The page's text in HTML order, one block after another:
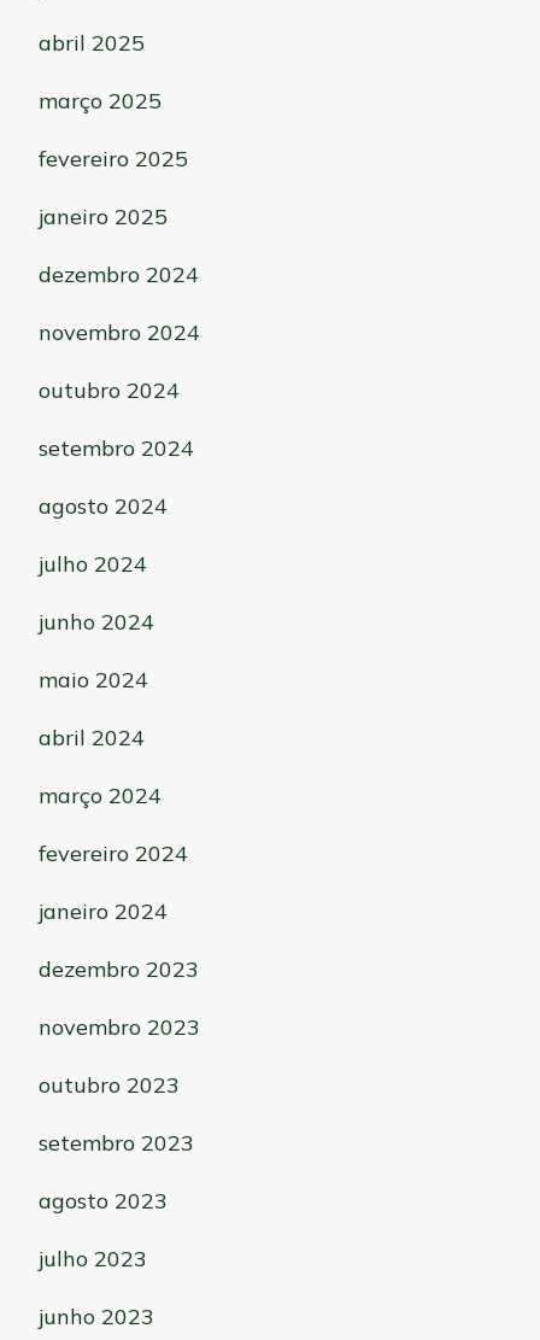
abril 2025
março 2025
fevereiro 2025
janeiro 2025
dezembro 2024
novembro 2024
outubro 2024
setembro 2024
agosto 2024
julho 2024
junho 2024
maio 2024
abril 2024
março 2024
fevereiro 2024
janeiro 2024
dezembro 2023
novembro 2023
outubro 2023
setembro 2023
agosto 2023
julho 2023
junho 2023